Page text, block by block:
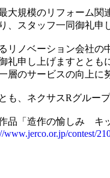
大規模のリフォーム関
、スタッフ一同御礼申
リノベーション会社の
礼申し上げますととも
層のサービスの向上に
も、ネクサスRグルー
品「造作の愉しみ キ
www.jerco.or.jp/contest/